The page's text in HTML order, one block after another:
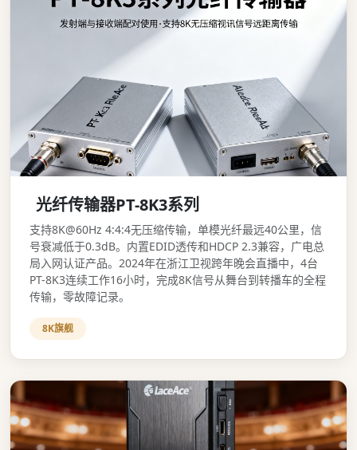
光纤传输器PT-8K3系列
支持8K@60Hz 4:4:4无压缩传输，单模光纤最远40公里，信
号衰减低于0.3dB。内置EDID透传和HDCP 2.3兼容，广电总
局入网认证产品。2024年在浙江卫视跨年晚会直播中，4台
PT-8K3连续工作16小时，完成8K信号从舞台到转播车的全程
传输，零故障记录。
8K旗舰